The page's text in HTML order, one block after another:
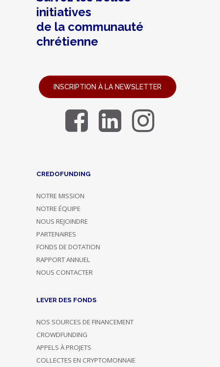
initiatives
de la communauté
chrétienne
INSCRIPTION À LA NEWSLETTER
CREDOFUNDING
NOTRE MISSION
NOTRE ÉQUIPE
NOUS REJOINDRE
PARTENAIRES
FONDS DE DOTATION
RAPPORT ANNUEL
NOUS CONTACTER
LEVER DES FONDS
NOS SOURCES DE FINANCEMENT
CROWDFUNDING
APPELS À PROJETS
COLLECTES EN CRYPTOMONNAIE